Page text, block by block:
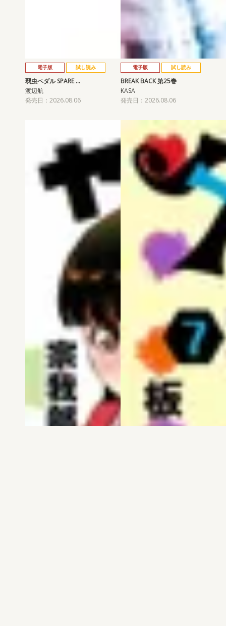
電子版 試し読み
弱虫ペダル SPARE …
渡辺航
発売日：2026.08.06
電子版 試し読み
BREAK BACK 第25巻
KASA
発売日：2026.08.06